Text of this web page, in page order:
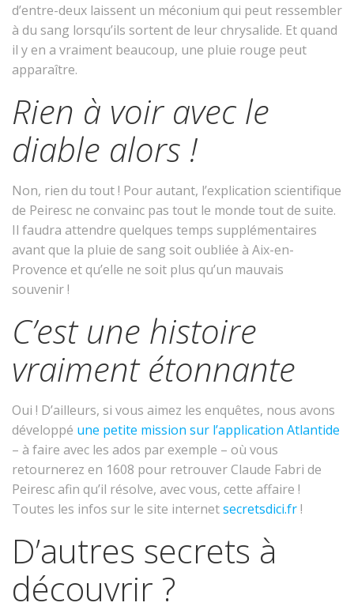
d’entre-deux laissent un méconium qui peut ressembler
à du sang lorsqu’ils sortent de leur chrysalide. Et quand
il y en a vraiment beaucoup, une pluie rouge peut
apparaître.
Rien à voir avec le
diable alors !
Non, rien du tout ! Pour autant, l’explication scientifique
de Peiresc ne convainc pas tout le monde tout de suite.
Il faudra attendre quelques temps supplémentaires
avant que la pluie de sang soit oubliée à Aix-en-
Provence et qu’elle ne soit plus qu’un mauvais
souvenir !
C’est une histoire
vraiment étonnante
Oui ! D’ailleurs, si vous aimez les enquêtes, nous avons
développé une petite mission sur l’application Atlantide
– à faire avec les ados par exemple – où vous
retournerez en 1608 pour retrouver Claude Fabri de
Peiresc afin qu’il résolve, avec vous, cette affaire !
Toutes les infos sur le site internetsecretsdici.fr!
D’autres secrets à
découvrir ?